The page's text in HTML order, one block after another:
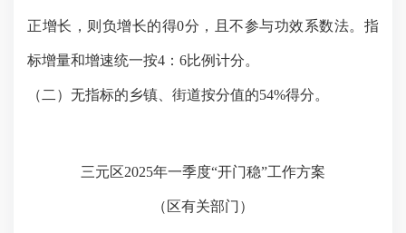
正增长，则负增长的得0分，且不参与功效系数法。指
标增量和增速统一按4：6比例计分。
（二）无指标的乡镇、街道按分值的54%得分。
三元区2025年一季度“开门稳”工作方案
（区有关部门）